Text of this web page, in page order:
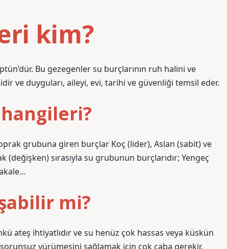
kim?
Bu gezegenler su burçlarının ruh halini ve
ve duyguları, aileyi, evi, tarihi ve güvenliği temsil eder.
grubuna giren burçlar Koç (lider), Aslan (sabit) ve
(değişken) sırasıyla su grubunun burçlarıdır; Yengeç
mi?
ateş ihtiyatlıdır ve su henüz çok hassas veya küskün
yürümesini sağlamak için çok çaba gerekir.